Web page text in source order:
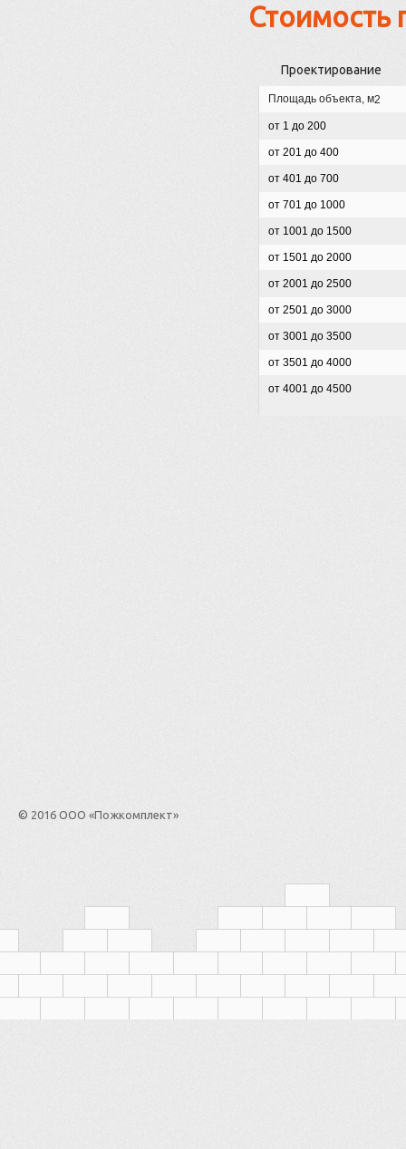
Стоимость
Проектирование
Площадь объекта, м2
от 1 до 200
от 201 до 400
от 401 до 700
от 701 до 1000
от 1001 до 1500
от 1501 до 2000
от 2001 до 2500
от 2501 до 3000
от 3001 до 3500
от 3501 до 4000
от 4001 до 4500
© 2016 ООО «Пожкомплект»